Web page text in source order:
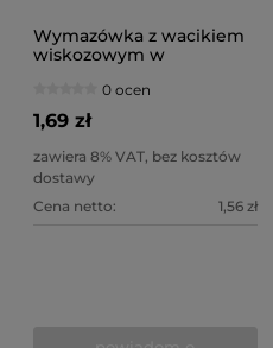
Wymazówka z wacikiem
wiskozowym w
AMIES sterylna
0 ocen
1,69 zł
zawiera 8% VAT, bez kosztów
dostawy
Cena netto:
1,56 zł